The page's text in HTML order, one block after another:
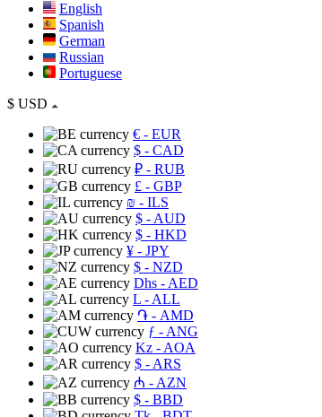
English
Spanish
German
Russian
Portuguese
$ USD
€ - EUR
$ - CAD
₽ - RUB
£ - GBP
₪ - ILS
$ - AUD
$ - HKD
¥ - JPY
$ - NZD
Dhs - AED
L - ALL
֏ - AMD
ƒ - ANG
Kz - AOA
$ - ARS
₼ - AZN
$ - BBD